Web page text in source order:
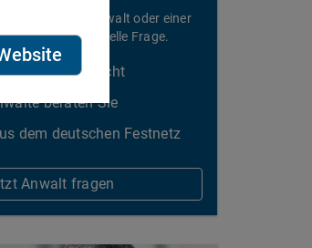
mit einem Anwalt oder einer
Sie Ihre individuelle Frage.
für Strafrecht
beraten Sie
dem deutschen Festnetz
Anwalt fragen